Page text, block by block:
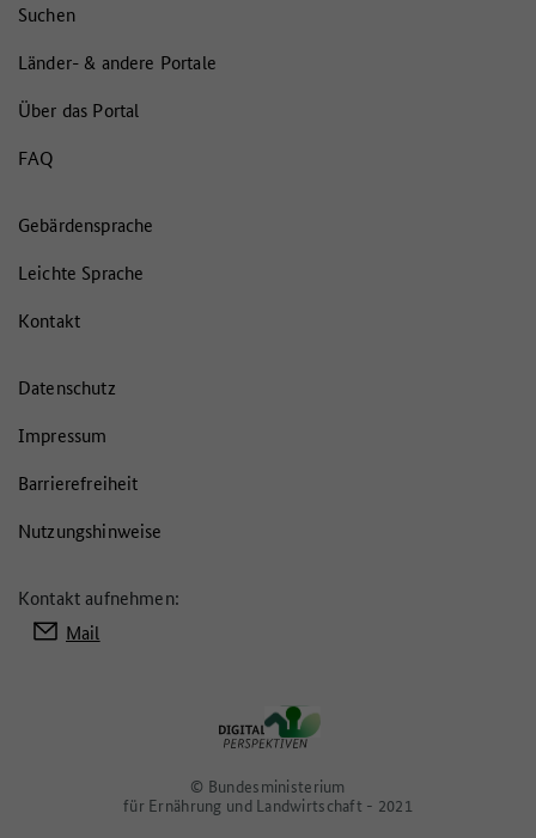
Suchen
Länder- & andere Portale
Über das Portal
FAQ
Gebärdensprache
Leichte Sprache
Kontakt
Datenschutz
Impressum
Barrierefreiheit
Nutzungshinweise
Kontakt aufnehmen:
Mail
© Bundesministerium
für Ernährung und Landwirtschaft - 2021